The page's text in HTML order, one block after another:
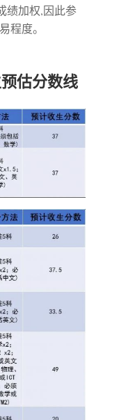
绩加权,因此参
程度。
估分数线